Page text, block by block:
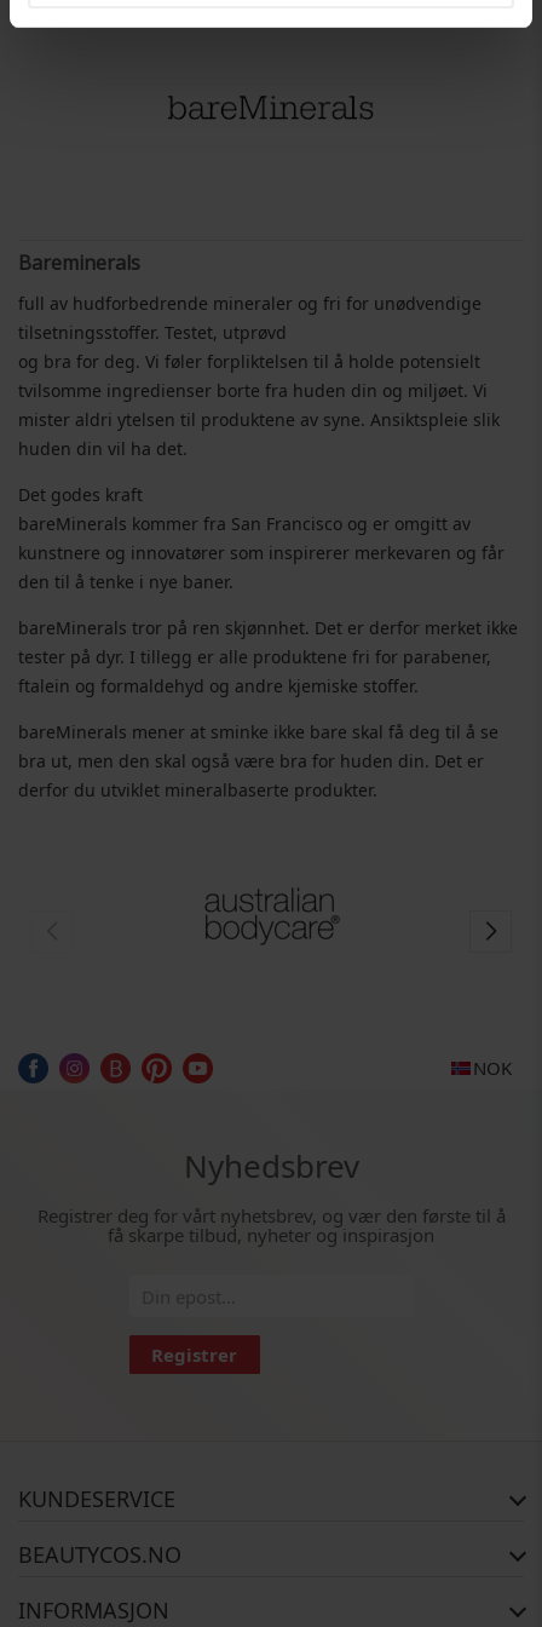
Bareminerals
full av hudforbedrende mineraler og fri for unødvendige
tilsetningsstoffer. Testet, utprøvd
og bra for deg. Vi føler forpliktelsen til å holde potensielt
tvilsomme ingredienser borte fra huden din og miljøet. Vi
mister aldri ytelsen til produktene av syne. Ansiktspleie slik
huden din vil ha det.
Det godes kraft
bareMinerals kommer fra San Francisco og er omgitt av
kunstnere og innovatører som inspirerer merkevaren og får
den til å tenke i nye baner.
bareMinerals tror på ren skjønnhet. Det er derfor merket ikke
tester på dyr. I tillegg er alle produktene fri for parabener,
ftalein og formaldehyd og andre kjemiske stoffer.
bareMinerals mener at sminke ikke bare skal få deg til å se
bra ut, men den skal også være bra for huden din. Det er
derfor du utviklet mineralbaserte produkter.
NOK
Nyhedsbrev
Registrer deg for vårt nyhetsbrev, og vær den første til å
få skarpe tilbud, nyheter og inspirasjon
Registrer
KUNDESERVICE
BEAUTYCOS.NO
INFORMASJON